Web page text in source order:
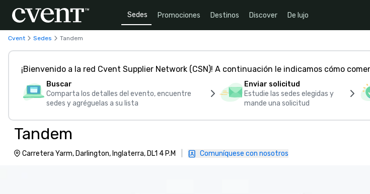
Sedes Promociones Destinos Discover De lujo
Cvent Sedes Tandem
¡Bienvenido a la red Cvent Supplier Network (CSN)! A continuación le indicamos cómo
Buscar
Comparta los detalles del evento, encuentre
sedes y agréguelas a su lista
Enviar solicitud
Estudie las sedes elegidas y
mande una solicitud
Tandem
Carretera Yarm, Darlington, Inglaterra, DL1 4 P.M Comuníquese con nosotros